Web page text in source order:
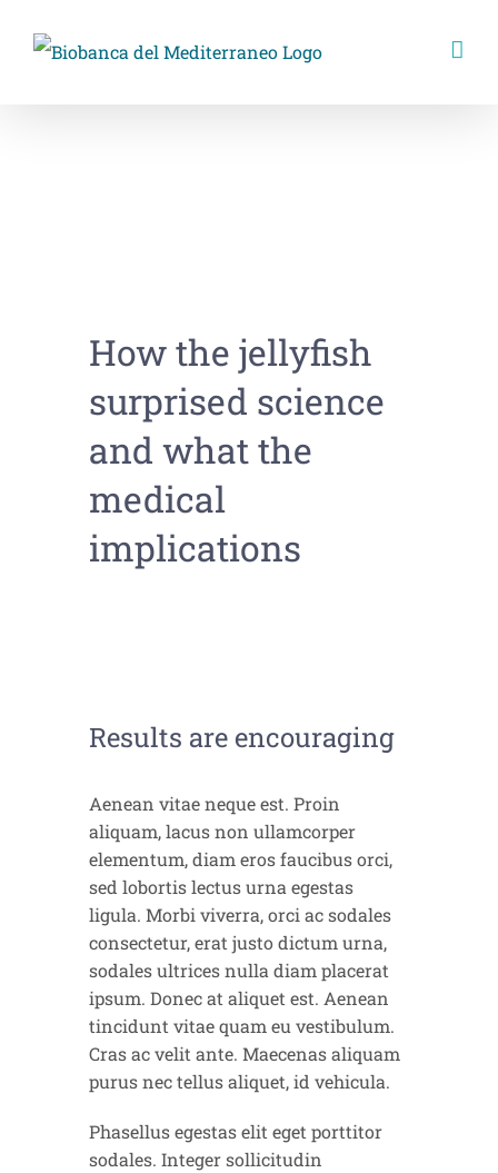
How the jellyfish
surprised science
and what the
medical
implications
Results are encouraging
Aenean vitae neque est. Proin
aliquam, lacus non ullamcorper
elementum, diam eros faucibus orci,
sed lobortis lectus urna egestas
ligula. Morbi viverra, orci ac sodales
consectetur, erat justo dictum urna,
sodales ultrices nulla diam placerat
ipsum. Donec at aliquet est. Aenean
tincidunt vitae quam eu vestibulum.
Cras ac velit ante. Maecenas aliquam
purus nec tellus aliquet, id vehicula.
Phasellus egestas elit eget porttitor
sodales. Integer sollicitudin